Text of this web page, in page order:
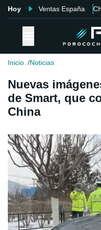
Hoy Ventas España
Inicio Noticias
Nuevas
de Smart, que
China